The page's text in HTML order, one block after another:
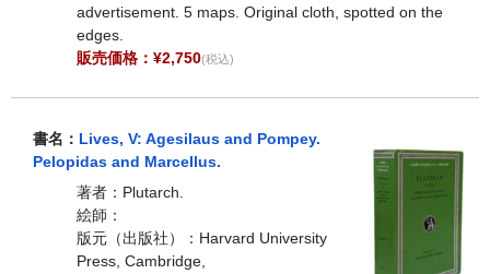
advertisement. 5 maps. Original cloth, spotted on the
edges.
販売価格：¥2,750(税込)
書名： Lives, V: Agesilaus and Pompey.
Pelopidas and Marcellus.
著者：Plutarch.
絵師：
版元（出版社）：Harvard University
Press, Cambridge,